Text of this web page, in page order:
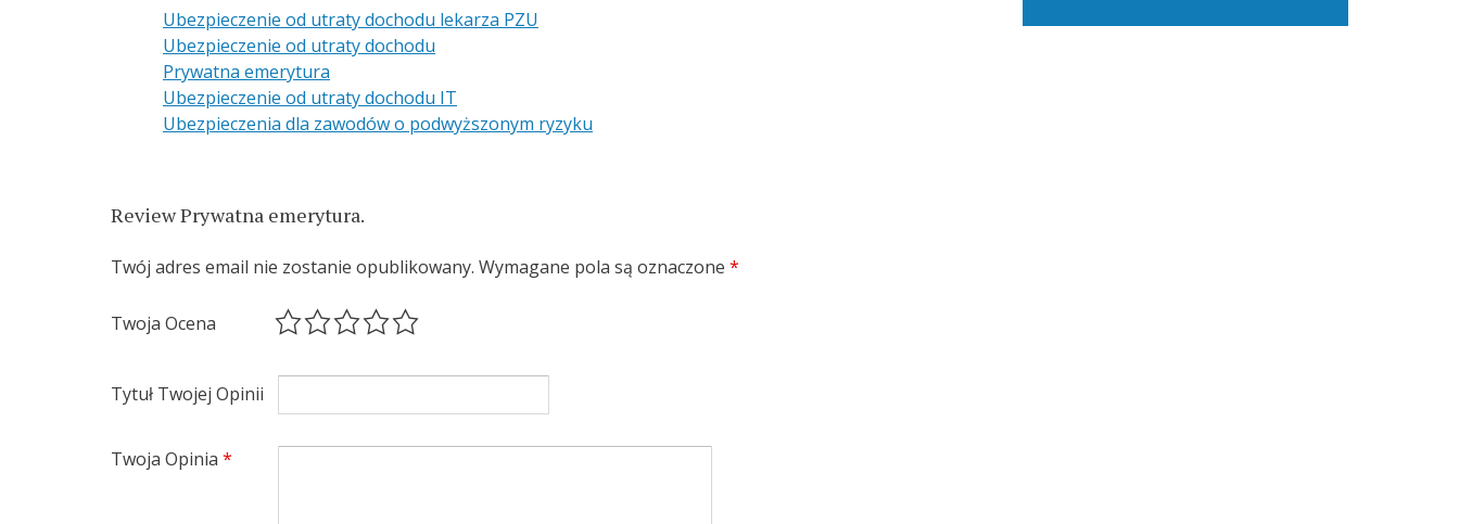
Ubezpieczenie od utraty dochodu lekarza PZU
Ubezpieczenie od utraty dochodu
Prywatna emerytura
Ubezpieczenie od utraty dochodu IT
Ubezpieczenia dla zawodów o podwyższonym ryzyku
Review Prywatna emerytura.
Twój adres email nie zostanie opublikowany. Wymagane pola są oznaczone *
Twoja Ocena
Tytuł Twojej Opinii
Twoja Opinia *